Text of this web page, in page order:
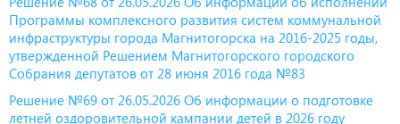
Программы комплексного развития систем коммунальной
инфраструктуры города Магнитогорска на 2016-2025 годы,
утвержденной Решением Магнитогорского городского
Собрания депутатов от 28 июня 2016 года №83
Решение №69 от 26.05.2026 Об информации о подготовке
летней оздоровительной кампании детей в 2026 году